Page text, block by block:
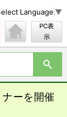
Language ▼
PC表
示
ーを開催